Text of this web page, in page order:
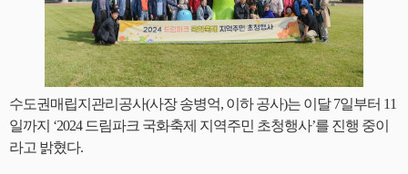
수도권매립지관리공사(사장 송병억, 이하 공사)는 이달 7일부터 11
일까지 ‘2024 드림파크 국화축제 지역주민 초청행사’를 진행 중이
라고 밝혔다.